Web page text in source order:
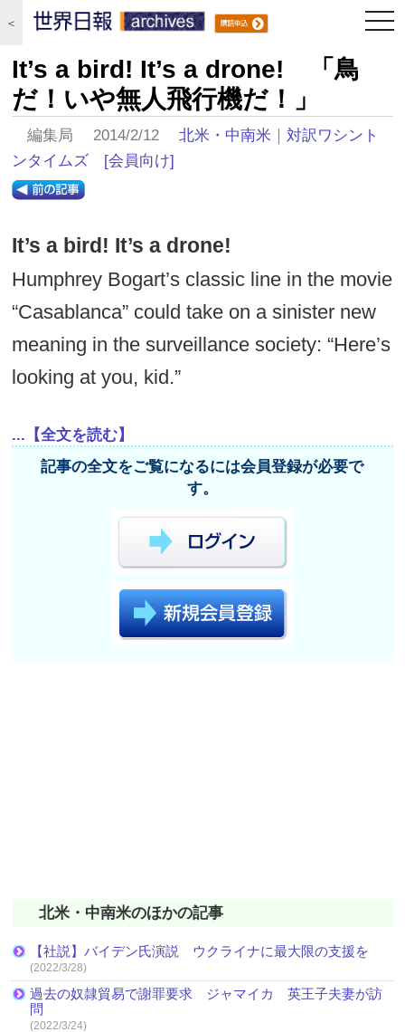
＜
It’s a bird! It’s a drone! 「鳥
だ！いや無人飛行機だ！」
編集局 2014/2/12北米・中南米 ｜対訳ワシント
ンタイムズ
[会員向け]
It’s a bird! It’s a drone!
Humphrey Bogart’s classic line in the movie
“Casablanca” could take on a sinister new
meaning in the surveillance society: “Here’s
looking at you, kid.”
...【全文を読む】
記事の全文をご覧になるには会員登録が必要で
す。
北米・中南米のほかの記事
【社説】バイデン氏演説 ウクライナに最大限の支援を
(2022/3/28)
過去の奴隷貿易で謝罪要求 ジャマイカ 英王子夫妻が訪
問
(2022/3/24)